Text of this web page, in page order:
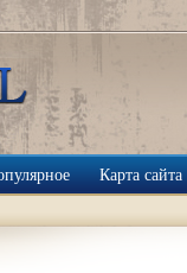
Карта сайта